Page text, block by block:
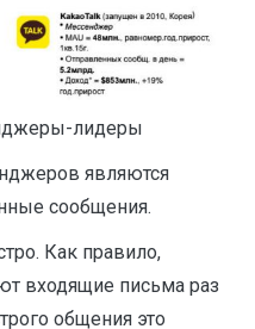
лидеры
являются
сообщения.
Как правило,
входящие письма раз
общения это